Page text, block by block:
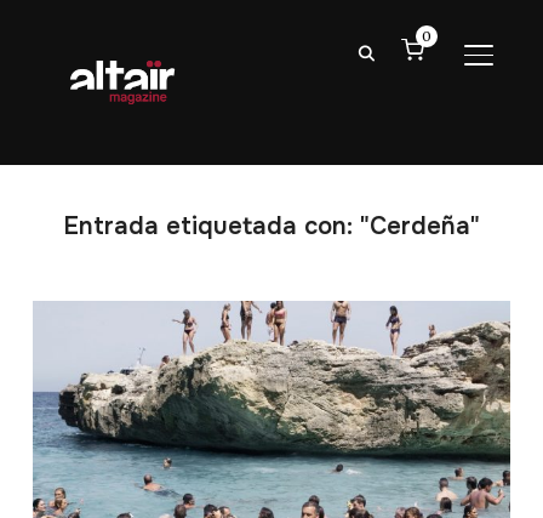
0
Entrada etiquetada con: "Cerdeña"